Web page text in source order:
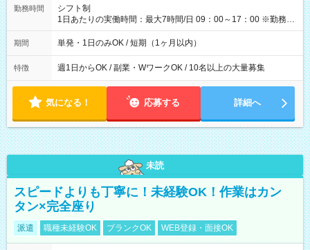
間】試用期間なし
勤務時間
シフト制
1日あたりの実働時間：最大7時間/日 09：00～17：00 ※勤務時
間は 試験により異なります。
期間 単発・1日のみOK / 短期（1ヶ月以内）
特徴 週1日からOK / 副業・WワークOK / 10名以上の大量募集
気になる！ 応募する 詳細へ
未読
スピードよりも丁寧に！未経験OK！作業はカン
タン×完全座り
派遣 職種未経験OK ブランクOK WEB登録・面接OK